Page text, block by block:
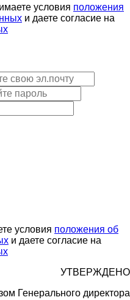
условия положения
и даете согласие на
условия положения об
и даете согласие на
УТВЕРЖДЕНО
Генерального директора